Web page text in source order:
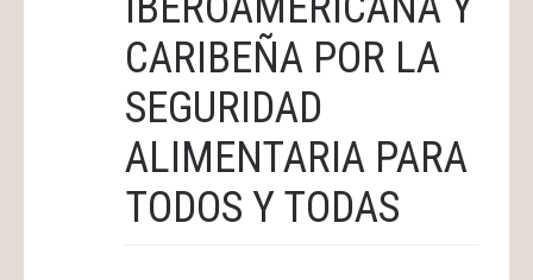
CARIBEÑA POR LA
SEGURIDAD
ALIMENTARIA PARA
TODOS Y TODAS